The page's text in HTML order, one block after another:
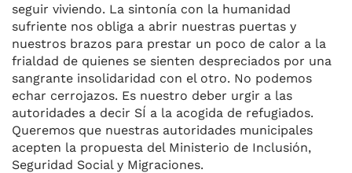
seguir viviendo. La sintonía con la humanidad
sufriente nos obliga a abrir nuestras puertas y
nuestros brazos para prestar un poco de calor a la
frialdad de quienes se sienten despreciados por una
sangrante insolidaridad con el otro. No podemos
echar cerrojazos. Es nuestro deber urgir a las
autoridades a decir SÍ a la acogida de refugiados.
Queremos que nuestras autoridades municipales
acepten la propuesta del Ministerio de Inclusión,
Seguridad Social y Migraciones.